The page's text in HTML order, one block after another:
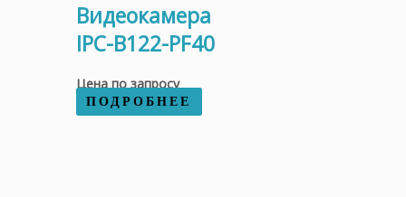
Видеокамера
IPC-B122-PF40
Цена по запросу
ПОДРОБНЕЕ